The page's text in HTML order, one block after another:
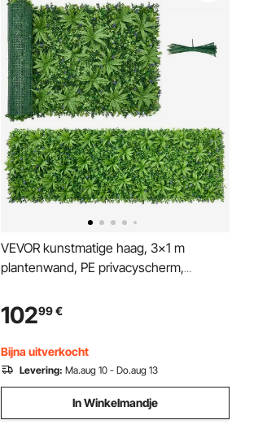
VEVOR kunstmatige haag, 3x1 m
plantenwand, PE privacyscherm,
kunstmatige planten balkonbekleding
voor bruiloften, binnen, buitentuinen,
achtertuinen (1 stuk)
10299€
Bijna uitverkocht
Levering: Ma.aug 10 - Do.aug 13
In Winkelmandje